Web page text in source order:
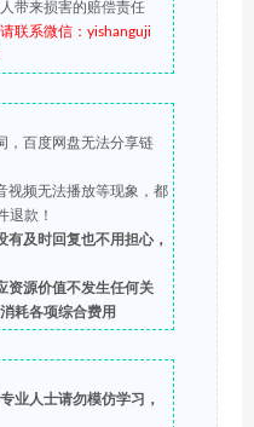
带来损害的赔偿责任
联系微信：yishanguji
，百度网盘无法分享链
视频无法播放等现象，都
退款！
有及时回复也不用担心，
资源价值不发生任何关
耗各项综合费用
业人士请勿模仿学习，